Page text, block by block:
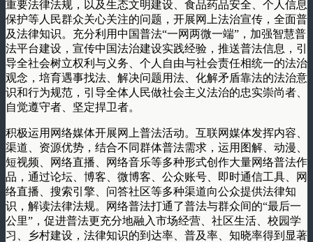
重要法律法规，以及生态文明建设、食品药品安全、个人信息
保护等人民群众关心关注的问题，开展网上法治宣传，全面普
及法律知识。充分利用中国普法“一网两微一端”，加强智慧普
法平台建设，宣传中国法治建设实践经验，推送普法信息，引
导全社会树立权利与义务、个人自由与社会责任相统一的法治
观念，培育遇事找法、解决问题用法、化解矛盾靠法的法治意
识和行为规范，引导全体人民做社会主义法治的忠实崇尚者、
自觉遵守者、坚定捍卫者。
积极运用网络媒体开展网上普法活动。互联网媒体发挥内容、
渠道、资源优势，结合不同群体普法需求，运用图解、动漫、
短视频、网络直播、网络音乐等多种形式创作大量网络普法作
品，通过论坛、博客、微博客、公众账号、即时通信工具、网
络直播、搜索引擎、问答社区等多种渠道向公众提供法律知
识，解读法律法规。网络普法打通了普法与群众间的“最后一
公里”，促进普法更充分地融入市场经营、社区生活、校园学
习、乡村建设，法律知识的到达率、普及率、知晓率得到显著